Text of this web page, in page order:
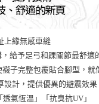
上緣無感車縫
給予足弓和踝關節最舒適
子完整包覆貼合腳型，就
設計，提供優異的避震效果
透氣恆溫」「抗臭抗UV」